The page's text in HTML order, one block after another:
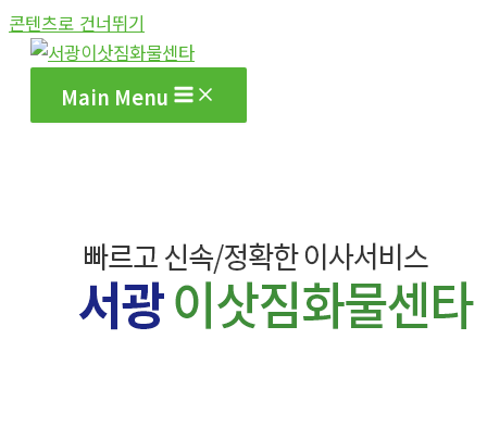
콘텐츠로 건너뛰기
Main Menu